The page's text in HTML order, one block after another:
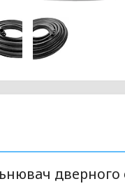
дверного